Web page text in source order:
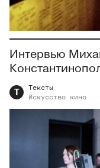
Интервью
Т
Тексты
Искусство
кино